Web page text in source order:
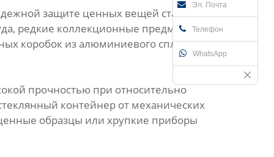
Эл. Почта
Телефон
WhatsApp
защите ценных вещей становится
редкие коллекционные предметы или
коробок из алюминиевого сплава для
прочностью при относительно
контейнер от механических
образцы или хрупкие приборы